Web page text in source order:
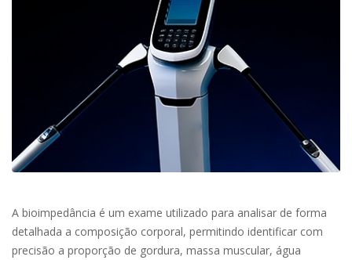
A bioimpedância é um exame utilizado para analisar de forma
detalhada a composição corporal, permitindo identificar com
precisão a proporção de gordura, massa muscular, água